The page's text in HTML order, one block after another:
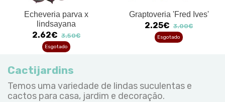
Echeveria parva x
lindsayana
2.62€ 3.50€
Esgotado
Graptoveria 'Fred Ives'
2.25€ 3.00€
Esgotado
Cactijardins
Temos uma variedade de lindas suculentas e
cactos para casa, jardim e decoração.